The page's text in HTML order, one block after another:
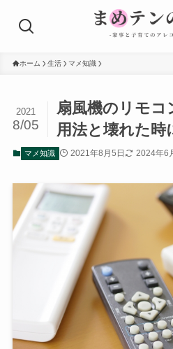
ホーム 生活 マメ知識
扇風機のリモ
用法と壊れた時
2021
8/05
マメ知識 2021年8月5日 2024年6